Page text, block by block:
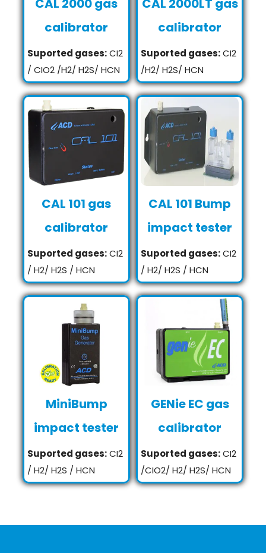
CAL 2000 gas
calibrator
Suported gases:CI2
/ CIO2 /H2/ H2S/ HCN
CAL 2000LT gas
calibrator
Suported gases:CI2
/H2/ H2S/ HCN
CAL 101 gas
calibrator
Suported gases:CI2
/ H2/ H2S / HCN
CAL 101 Bump
impact tester
Suported gases:CI2
/ H2/ H2S / HCN
MiniBump
impact tester
Suported gases:CI2
/ H2/ H2S / HCN
GENie EC gas
calibrator
Suported gases:CI2
/CIO2/ H2/ H2S/ HCN